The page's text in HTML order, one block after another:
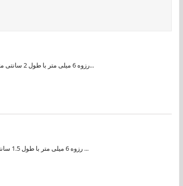
پیچ پلاستیکی M6 رزوه 6 میلی متر با طول 2 سانتی متر , سری این پیچ پلاستیکی مدل چهار سو می باشد. این پیچ پلاستیکی از مواد درجه یک ساخته شده و پیچ دارای کیفیت مناسبی می باشد. از پیچ های پلاستیکی در صن...
پیچ پلاستیکی M6 رزوه 6 میلی متر با طول 1.5 سانتی متر , سری این پیچ پلاستیکی مدل چهار سو می باشد. این پیچ پلاستیکی از مواد درجه یک ساخته شده و پیچ دارای کیفیت مناسبی می باشد. از پیچ های پلاستیکی در ...